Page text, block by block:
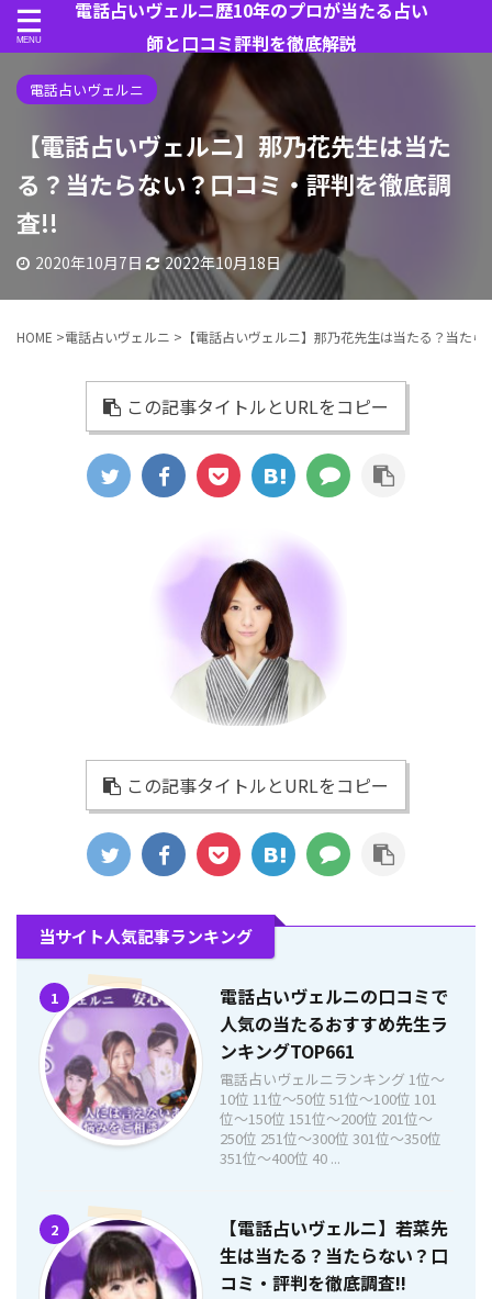
電話占いヴェルニ歴10年のプロが当たる占い
師と口コミ評判を徹底解説
電話占いヴェルニ
【電話占いヴェルニ】那乃花先生は当た
る？当たらない？口コミ・評判を徹底調
査!!
2020年10月7日 2022年10月18日
HOME >電話占いヴェルニ > 【電話占いヴェルニ】那乃花先生は当たる？当た
この記事タイトルとURLをコピー
この記事タイトルとURLをコピー
当サイト人気記事ランキング
1
電話占いヴェルニの口コミで
人気の当たるおすすめ先生ラ
ンキングTOP661
電話占いヴェルニランキング 1位〜
10位 11位〜50位 51位〜100位 101
位〜150位 151位〜200位 201位〜
250位 251位〜300位 301位〜350位
351位〜400位 40 ...
2
【電話占いヴェルニ】若菜先
生は当たる？当たらない？口
コミ・評判を徹底調査!!